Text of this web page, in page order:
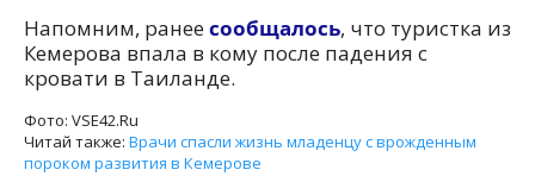
Напомним, ранеесообщалось, что туристка из
Кемерова впала в кому после падения с
кровати в Таиланде.
Фото: VSE42.Ru
Читай также: Врачи спасли жизнь младенцу с врожденным
пороком развития в Кемерове